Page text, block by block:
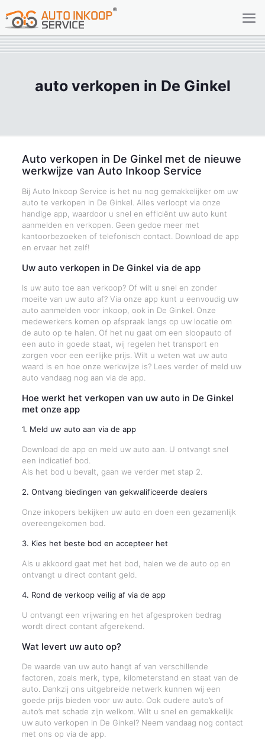
auto verkopen in De Ginkel
Auto verkopen in De Ginkel met de nieuwe
werkwijze van Auto Inkoop Service
Bij Auto Inkoop Service is het nu nog gemakkelijker om uw
auto te verkopen in De Ginkel. Alles verloopt via onze
handige app, waardoor u snel en efficiënt uw auto kunt
aanmelden en verkopen. Geen gedoe meer met
kantoorbezoeken of telefonisch contact. Download de app
en ervaar het zelf!
Uw auto verkopen in De Ginkel via de app
Is uw auto toe aan verkoop? Of wilt u snel en zonder
moeite van uw auto af? Via onze app kunt u eenvoudig uw
auto aanmelden voor inkoop, ook in De Ginkel. Onze
medewerkers komen op afspraak langs op uw locatie om
de auto op te halen. Of het nu gaat om een sloopauto of
een auto in goede staat, wij regelen het transport en
zorgen voor een eerlijke prijs. Wilt u weten wat uw auto
waard is en hoe onze werkwijze is? Lees verder of meld uw
auto vandaag nog aan via de app.
Hoe werkt het verkopen van uw auto in De Ginkel
met onze app
1. Meld uw auto aan via de app
Download de app en meld uw auto aan. U ontvangt snel
een indicatief bod.
Als het bod u bevalt, gaan we verder met stap 2.
2. Ontvang biedingen van gekwalificeerde dealers
Onze inkopers bekijken uw auto en doen een gezamenlijk
overeengekomen bod.
3. Kies het beste bod en accepteer het
Als u akkoord gaat met het bod, halen we de auto op en
ontvangt u direct contant geld.
4. Rond de verkoop veilig af via de app
U ontvangt een vrijwaring en het afgesproken bedrag
wordt direct contant afgerekend.
Wat levert uw auto op?
De waarde van uw auto hangt af van verschillende
factoren, zoals merk, type, kilometerstand en staat van de
auto. Dankzij ons uitgebreide netwerk kunnen wij een
goede prijs bieden voor uw auto. Ook oudere auto’s of
auto’s met schade zijn welkom. Wilt u snel en gemakkelijk
uw auto verkopen in De Ginkel? Neem vandaag nog contact
met ons op via de app.